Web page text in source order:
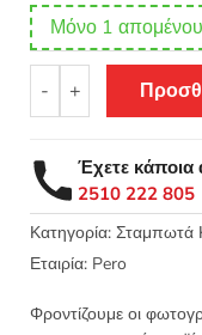
Μόνο 1
-
Σταμπωτό
κουβερτάκι
βρεφικό
Γουίνι
100x120
-
Pero
15
+
Έχετε κάποια
2510 222 805
Κατηγορία: Σταμπωτά
Εταιρία: Pero
Φροντίζουμε οι